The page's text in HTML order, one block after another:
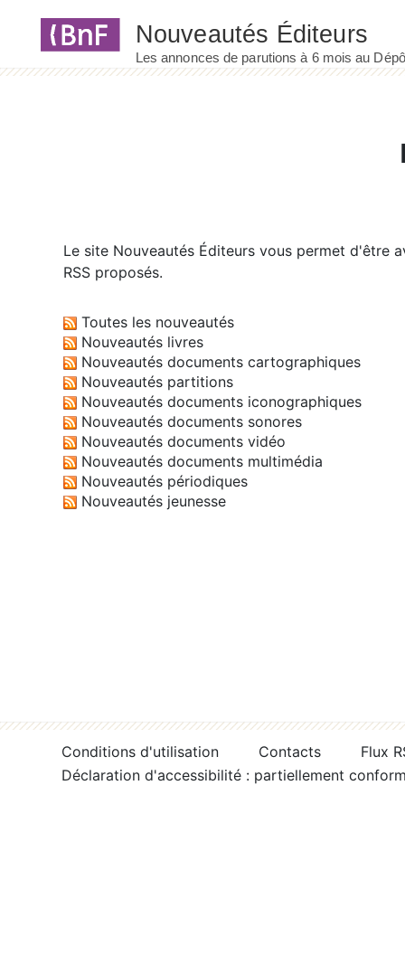
Le site Nouveautés Éditeurs vous permet d'être
RSS proposés.
Toutes les nouveautés
Nouveautés livres
Nouveautés documents cartographiques
Nouveautés partitions
Nouveautés documents iconographiques
Nouveautés documents sonores
Nouveautés documents vidéo
Nouveautés documents multimédia
Nouveautés périodiques
Nouveautés jeunesse
Conditions d'utilisation Contacts
Flux
Déclaration d'accessibilité : partiellement